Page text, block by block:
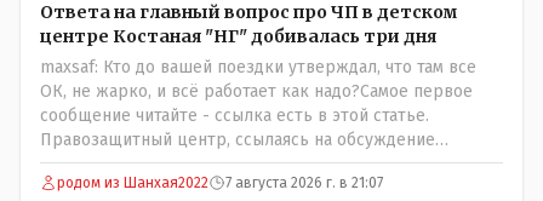
Ответа на главный вопрос про ЧП в детском
центре Костаная "НГ" добивалась три дня
maxsaf: Кто до вашей поездки утверждал, что там все
ОК, не жарко, и всё работает как надо?Самое первое
сообщение читайте - ссылка есть в этой статье.
Правозащитный центр, ссылаясь на обсуждение
сотрудников интерната в рабочем чате, которые
прислали ему в виде аудиосообщений, пишет, что
родом из Шанхая2022 7 августа 2026 г. в 21:07